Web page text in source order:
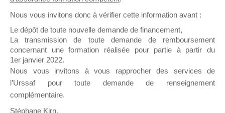
Ce groupe propose un forum dédié au support
sur lequel il est possible de laisser un message
ou poser une question.
NB : Il est nécessaire d’être
pouvoir rejoindre ce groupe
Nous vous invitons donc à vérifier cette information avant :
Le dépôt de toute nouvelle demande de financement,
La transmission de toute demande de remboursement
concernant une formation réalisée pour partie à partir du
1er janvier 2022.
Nous vous invitons à vous rapprocher des services de
l’Urssaf pour toute demande de renseignement
complémentaire.
Stéphane Kirn,